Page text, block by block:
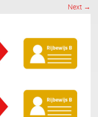
Next →